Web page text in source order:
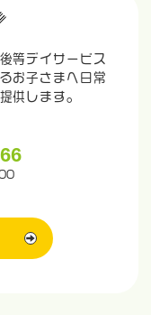
等デイサービス
お子さまへ日常
供します。